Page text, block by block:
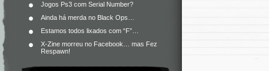
Jogos Ps3 com Serial Number?
Ainda há merda no Black Ops…
Estamos todos lixados com “F”…
X-Zine morreu no Facebook… mas Fez
Respawn!